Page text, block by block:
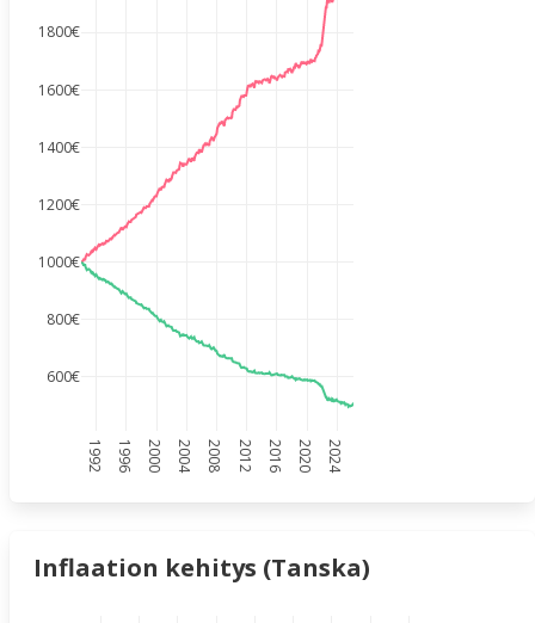
1992 1996 2000 2004 2008 2012 2016 2020 2024
600€
800€
1000€
1200€
1400€
1600€
1800€
Inflaation kehitys (Tanska)